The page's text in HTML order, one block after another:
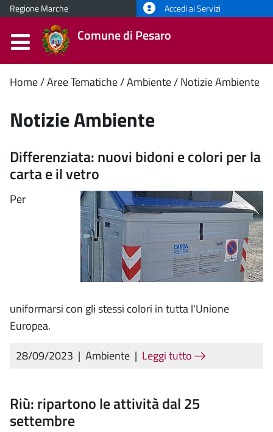
Regione Marche Accedi ai Servizi
Comune di Pesaro
Contenuto
principale
Home Aree Tematiche Ambiente Notizie Ambiente
Notizie Ambiente
Differenziata: nuovi bidoni e colori per la
carta e il vetro
Per
uniformarsi con gli stessi colori in tutta l'Unione
Europea.
28/09/2023 | Ambiente | Leggi tutto
Riù: ripartono le attività dal 25
settembre